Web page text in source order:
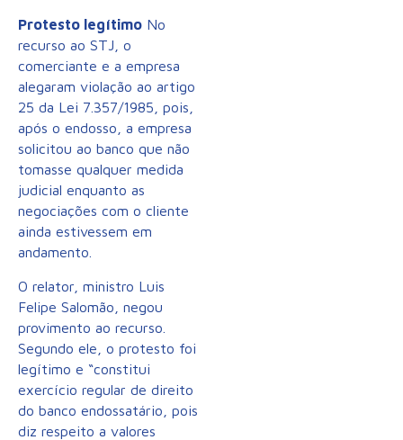
Protesto legítimo No
recurso ao STJ, o
comerciante e a empresa
alegaram violação ao artigo
25 da Lei 7.357/1985, pois,
após o endosso, a empresa
solicitou ao banco que não
tomasse qualquer medida
judicial enquanto as
negociações com o cliente
ainda estivessem em
andamento.
O relator, ministro Luis
Felipe Salomão, negou
provimento ao recurso.
Segundo ele, o protesto foi
legítimo e “constitui
exercício regular de direito
do banco endossatário, pois
diz respeito a valores